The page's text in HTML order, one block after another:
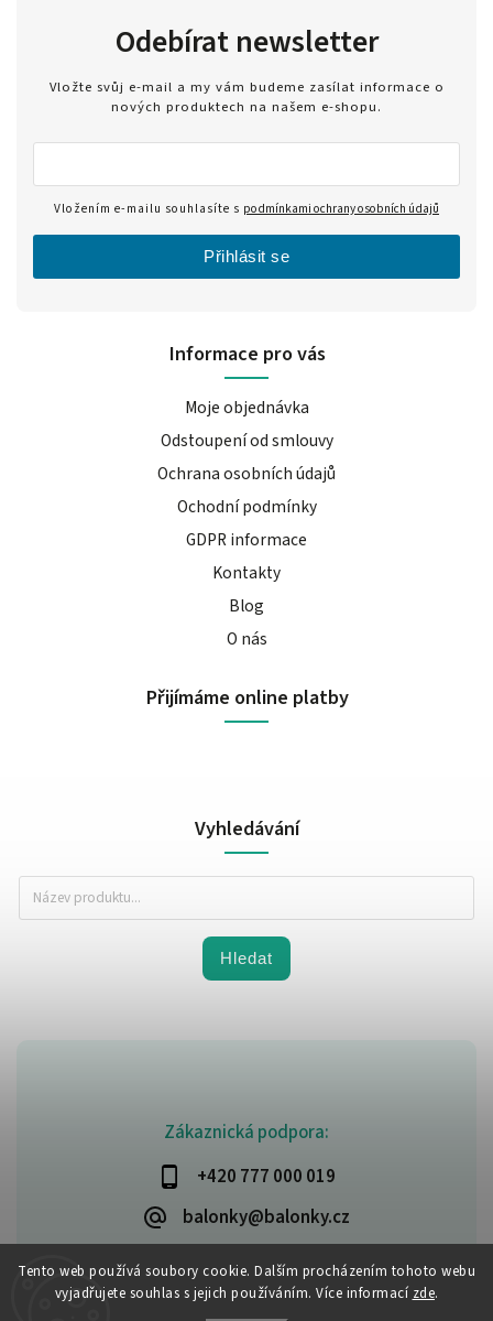
Tento web používá soubory cookie. Dalším procházením tohoto webu
vyjadřujete souhlas s jejich používáním. Více informací zde.
Zákaznická podpora:
+420 777 000 019
balonky@balonky.cz
Informace pro vás
Moje objednávka
Odstoupení od smlouvy
Ochrana osobních údajů
Ochodní podmínky
GDPR informace
Kontakty
Blog
O nás
Přijímáme online platby
Vyhledávání
Hledat
Odebírat newsletter
Vložte svůj e-mail a my vám budeme zasílat informace o
nových produktech na našem e-shopu.
Vložením e-mailu souhlasíte s podmínkami ochrany osobních údajů
Přihlásit se